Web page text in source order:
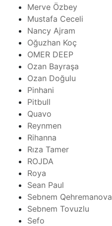
Merve Özbey
Mustafa Ceceli
Nancy Ajram
Oğuzhan Koç
OMER DEEP
Ozan Bayraşa
Ozan Doğulu
Pinhani
Pitbull
Quavo
Reynmen
Rihanna
Rıza Tamer
ROJDA
Roya
Sean Paul
Sebnem Qehremanova
Sebnem Tovuzlu
Sefo